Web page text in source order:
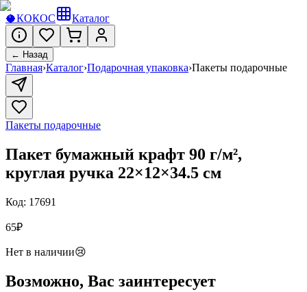
🥥КОКОС Каталог
← Назад
Главная›Каталог›Подарочная упаковка›Пакеты подарочные
Пакеты подарочные
Пакет бумажный крафт 90 г/м²,
круглая ручка 22×12×34.5 см
Код: 17691
65₽
Нет в наличии😢
Возможно, Вас заинтересует